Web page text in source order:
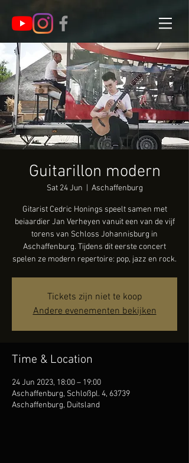
Guitarillon modern
Sat 24 Jun Aschaffenburg
Gitarist Cedric Honings speelt samen met
beiaardier Jan Verheyen vanuit een van de vijf
torens van Schloss Johannisburg in
Aschaffenburg. Tijdens dit eerste concert
spelen ze modern repertoire: pop, jazz en rock.
Tickets zijn niet te koop
Andere evenementen bekijken
Time & Location
24 Jun 2023, 18:00 – 19:00
Aschaffenburg, Schloßpl. 4, 63739
Aschaffenburg, Duitsland